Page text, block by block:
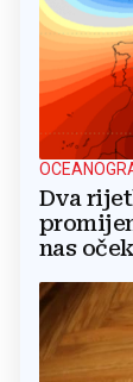
Dva
nas